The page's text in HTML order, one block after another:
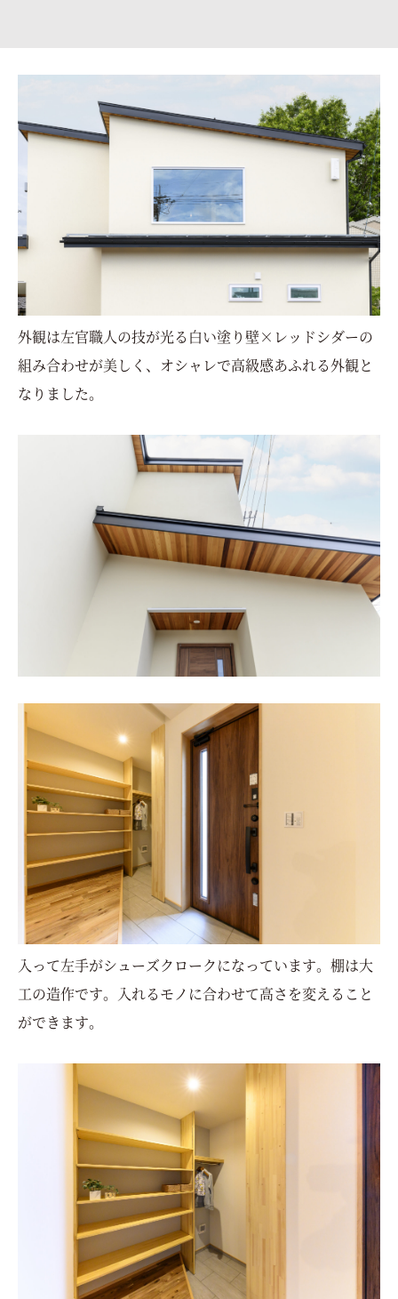
外観は左官職人の技が光る白い塗り壁×レッドシダーの
組み合わせが美しく、オシャレで高級感あふれる外観と
なりました。
入って左手がシューズクロークになっています。棚は大
工の造作です。入れるモノに合わせて高さを変えること
ができます。